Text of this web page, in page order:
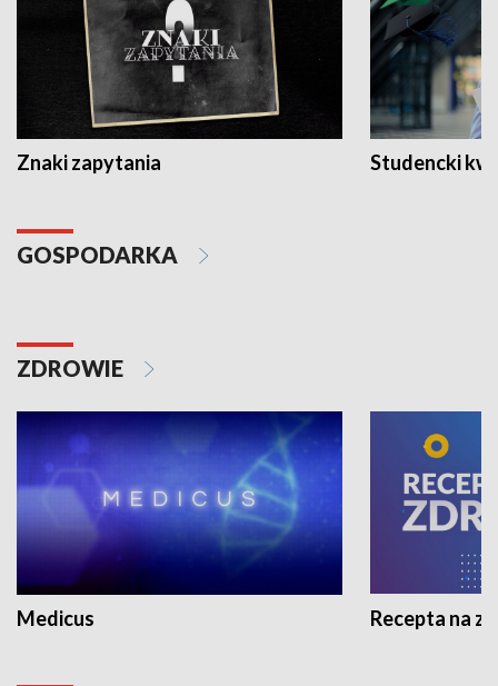
Znaki zapytania Studencki
GOSPODARKA
ZDROWIE
Medicus Recepta na